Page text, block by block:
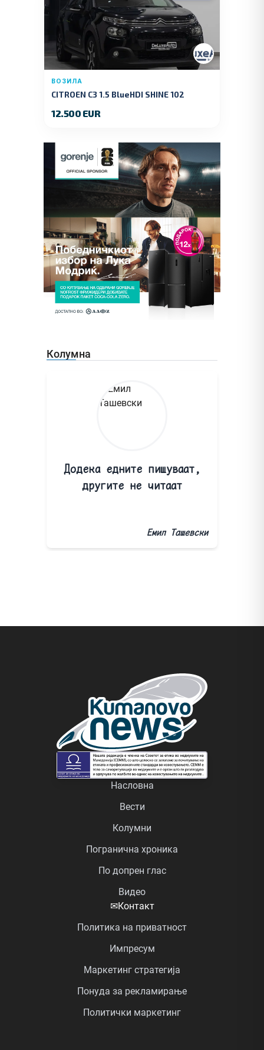
ВОЗИЛА
CITROEN C3 1.5 BlueHDI SHINE 102
12.500 EUR
Колумна
Додека едните пишуваат,
другите не читаат
Емил Ташевски
Насловна
Вести
Колумни
Погранична хроника
По допрен глас
Видео
✉Контакт
Политика на приватност
Импресум
Маркетинг стратегија
Понуда за рекламирање
Политички маркетинг